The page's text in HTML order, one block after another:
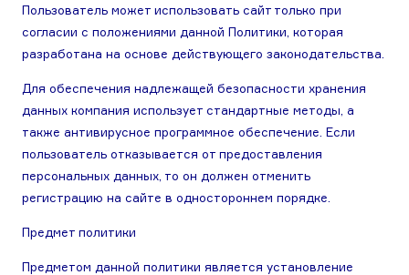
Пользователь может использовать сайт только при
согласии с положениями данной Политики, которая
разработана на основе действующего законодательства.
Для обеспечения надлежащей безопасности хранения
данных компания использует стандартные методы, а
также антивирусное программное обеспечение. Если
пользователь отказывается от предоставления
персональных данных, то он должен отменить
регистрацию на сайте в одностороннем порядке.
Предмет политики
Предметом данной политики является установление